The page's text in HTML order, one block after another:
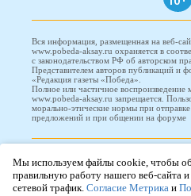
Вся информация, размещенная на веб-
www.pobeda-aksay.ru охраняется в
с законодательством РФ об авторском
Представителем авторов публикаций и
«Редакция газеты «Победа».
Полное или частичное воспроизведение
www.pobeda-aksay.ru запрещается.
морально-этические нормы при
предложений и при общении на форуме
ПОБЕДА © 2010-2026
Мы используем файлы cookie, чтобы
правильную работу нашего веб-сайта и
сетевой трафик. Согласие Метрика и